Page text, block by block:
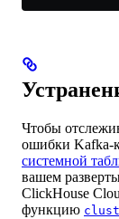
Чтобы
ошибки Kafka-
системной
вашем
ClickHouse
функцию